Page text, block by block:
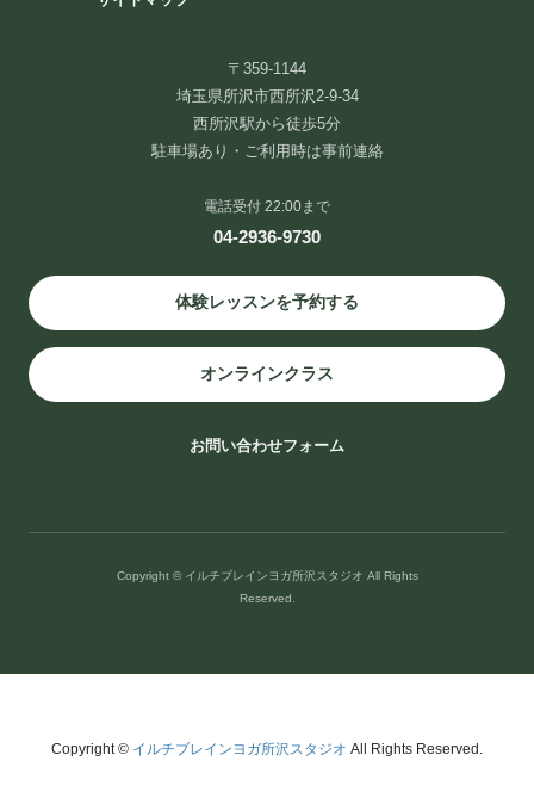
〒359-1144
埼玉県所沢市西所沢2-9-34
西所沢駅から徒歩5分
駐車場あり・ご利用時は事前連絡
電話受付 22:00まで
04-2936-9730
体験レッスンを予約する
オンラインクラス
お問い合わせフォーム
Copyright © イルチブレインヨガ所沢スタジオ All Rights
Reserved.
Copyright © イルチブレインヨガ所沢スタジオ All Rights Reserved.
西武新宿線・池袋線 西所沢駅徒歩5分です。
〒359-1144 埼玉県所沢市西所沢２丁目９−３４ TEL:04-2936-9730
埼玉県所沢市西所沢２丁目９−３４